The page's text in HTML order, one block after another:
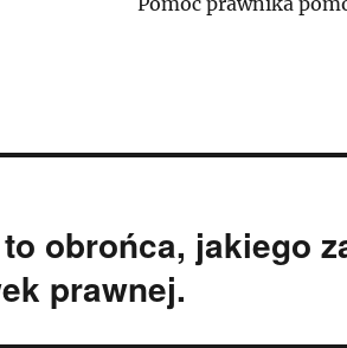
obrońca, jakiego
prawnej.